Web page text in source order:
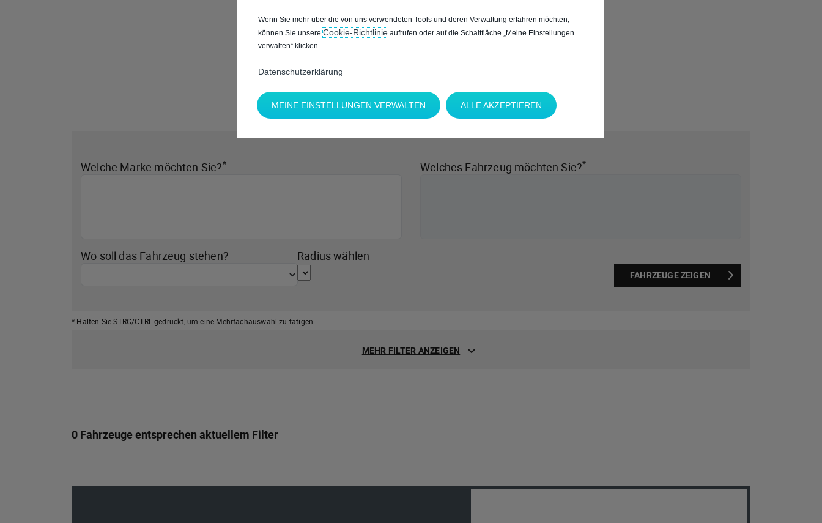
Welche Marke möchten Sie?* Welches Fahrzeug möchten Sie?*
Wo soll das Fahrzeug stehen? Radius wählen
FAHRZEUGE ZEIGEN
* Halten Sie STRG/CTRL gedrückt, um eine Mehrfachauswahl zu tätigen.
MEHR FILTER ANZEIGEN
0 Fahrzeuge entsprechen aktuellem Filter
Wenn Sie mehr über die von uns verwendeten Tools und deren Verwaltung erfahren möchten,
können Sie unsereCookie‑Richtlinieaufrufen oder auf die Schaltfläche „Meine Einstellungen
verwalten“ klicken.
Datenschutzerklärung
MEINE EINSTELLUNGEN VERWALTEN ALLE AKZEPTIEREN